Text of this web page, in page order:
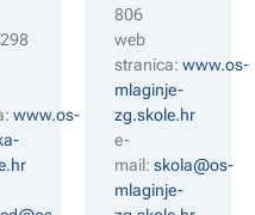
www.os-
806
web
stranica:www.os-
mlaginje-
zg.skole.hr
e-
mail:skola@os-
mlaginje-